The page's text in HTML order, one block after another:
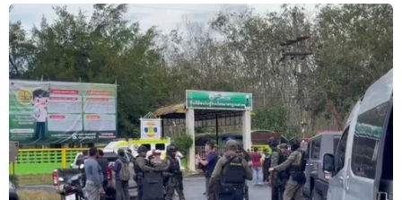
Theo dõi VietnamPlus
TIN LIÊN QUAN